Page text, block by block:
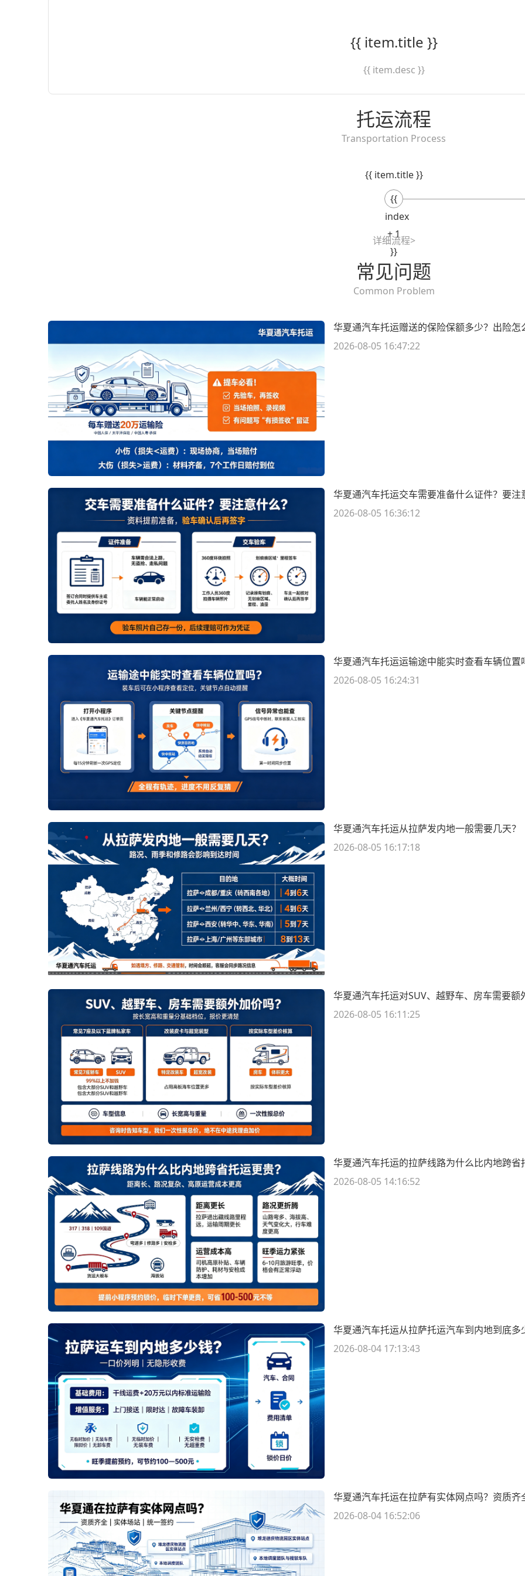
{{ item.title }}
{{ item.desc }}
托运流程
Transportation Process
{{ item.title }}
{{
index
+ 1
}}
详细流程>
常见问题
Common Problem
华夏通汽车托运赠送的保险保额多少？出险怎
2026-08-05 16:47:22
华夏通汽车托运交车需要准备什么证件？要注
2026-08-05 16:36:12
华夏通汽车托运运输途中能实时查看车辆位置
2026-08-05 16:24:31
华夏通汽车托运从拉萨发内地一般需要几天？
2026-08-05 16:17:18
华夏通汽车托运对SUV、越野车、房车需要额
2026-08-05 16:11:25
华夏通汽车托运的拉萨线路为什么比内地跨省
2026-08-05 14:16:52
华夏通汽车托运从拉萨托运汽车到内地到底多
2026-08-04 17:13:43
华夏通汽车托运在拉萨有实体网点吗？资质齐
2026-08-04 16:52:06